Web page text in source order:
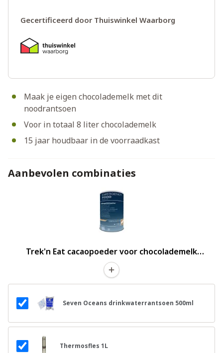
Maak je eigen chocolademelk met dit
noodrantsoen
Voor in totaal 8 liter chocolademelk
15 jaar houdbaar in de voorraadkast
Gecertificeerd door Thuiswinkel Waarborg
Aanbevolen combinaties
Trek'n Eat cacaopoeder voor chocolademelk
noodrantsoen
Seven Oceans drinkwaterrantsoen 500ml
Thermosfles 1L